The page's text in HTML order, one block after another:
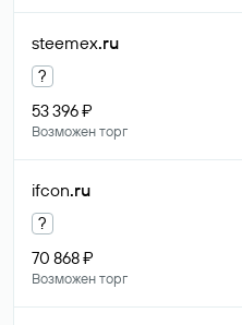
steemex.ru
?
53 396 ₽
Возможен торг
ifcon.ru
?
70 868 ₽
Возможен торг